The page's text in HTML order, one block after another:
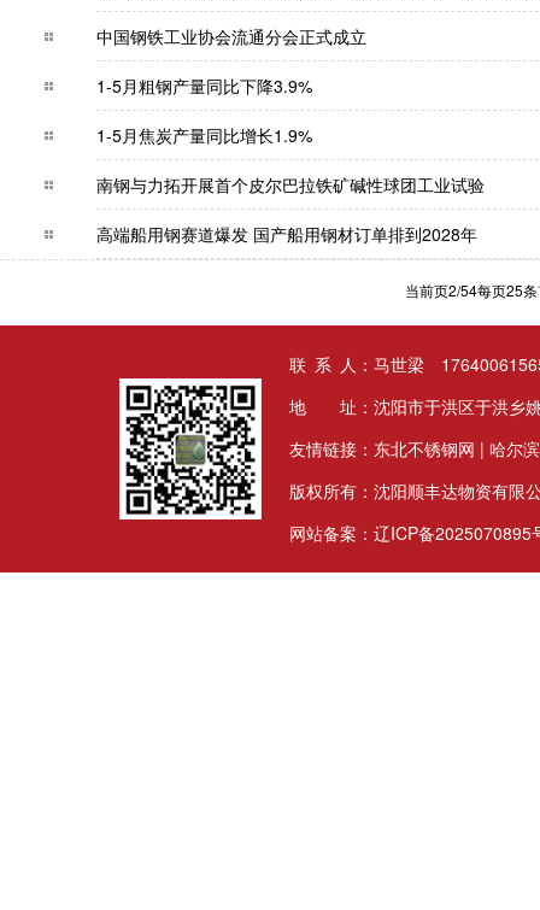
中国钢铁工业协会流通分会正式成立
1-5月粗钢产量同比下降3.9%
1-5月焦炭产量同比增长1.9%
南钢与力拓开展首个皮尔巴拉铁矿碱性球团工业
高端船用钢赛道爆发 国产船用钢材订单排到
当前页2/54每页25条
联 系 人：马世梁
地 址：沈阳市于洪区于洪乡姚
友情链接： 东北不锈钢网 | 哈尔
版权所有：沈阳顺丰达物资有
网站备案： 辽ICP备2025070895